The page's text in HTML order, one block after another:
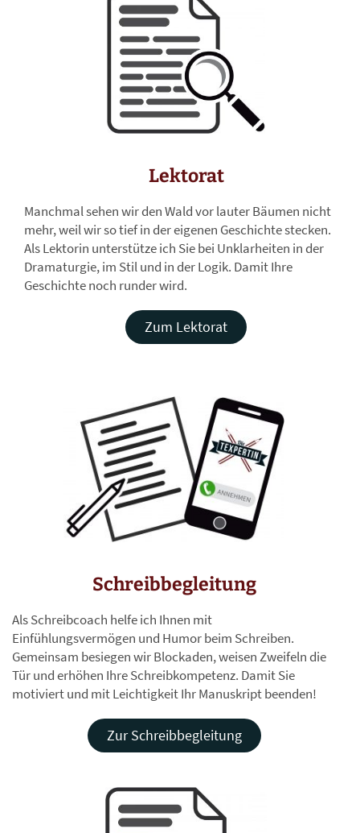
Lektorat
Manchmal sehen wir den Wald vor lauter Bäumen nicht
mehr, weil wir so tief in der eigenen Geschichte stecken.
Als Lektorin unterstütze ich Sie bei Unklarheiten in der
Dramaturgie, im Stil und in der Logik. Damit Ihre
Geschichte noch runder wird.
Zum Lektorat
Schreibbegleitung
Als Schreibcoach helfe ich Ihnen mit
Einfühlungsvermögen und Humor beim Schreiben.
Gemeinsam besiegen wir Blockaden, weisen Zweifeln die
Tür und erhöhen Ihre Schreibkompetenz. Damit Sie
motiviert und mit Leichtigkeit Ihr Manuskript beenden!
Zur Schreibbegleitung